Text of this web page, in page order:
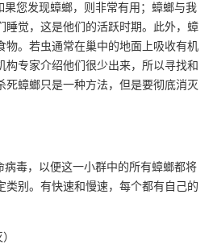
您发现蟑螂，则非常有用；蟑螂与我
睡觉，这是他们的活跃时期。此外，蟑
物。若虫通常在巢中的地面上吸收有机
构专家介绍他们很少出来，所以寻找和
死蟑螂只是一种方法，但是要彻底消灭
毒，以便这一小群中的所有蟑螂都将
类别。有快速和慢速，每个都有自己的